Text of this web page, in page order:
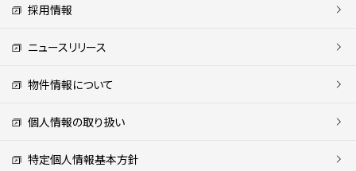
採用情報
ニュースリリース
物件情報について
個人情報の取り扱い
特定個人情報基本方針